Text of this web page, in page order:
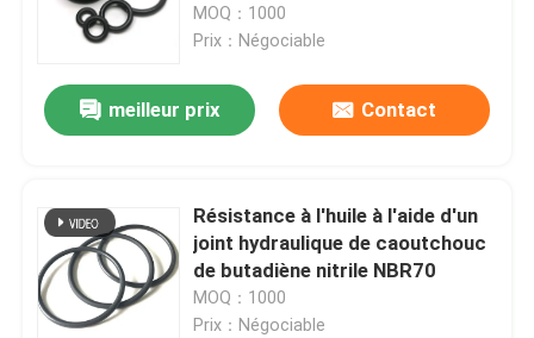
huile joint hydraulique
MOQ：1000
Prix：Négociable
meilleur prix Contact
Résistance à l'huile à l'aide d'un
joint hydraulique de caoutchouc
de butadiène nitrile NBR70
MOQ：1000
Prix：Négociable